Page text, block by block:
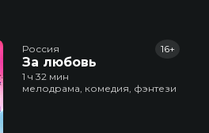
Россия
За любовь
16+
1 ч 32 мин
мелодрама, комедия, фэнтези